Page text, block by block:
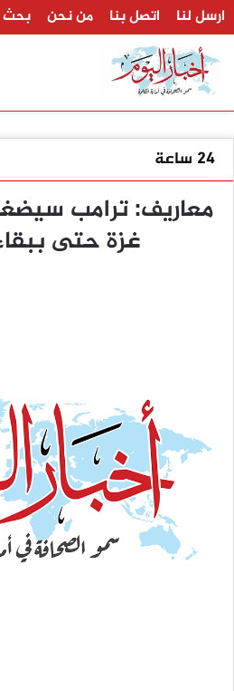
ارسل لنا اتصل بنا من نحن بحث
24 ساعة
معاريف: ترامب
غزة حتى